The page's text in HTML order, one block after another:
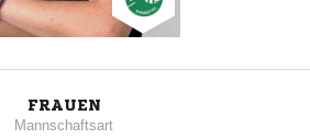
FRAUEN
Mannschaftsart